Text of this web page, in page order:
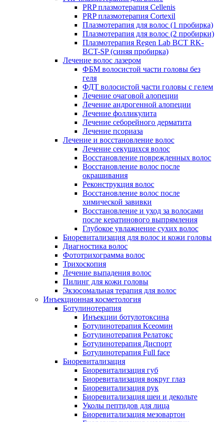
PRP плазмотерапия Cellenis
PRP плазмотерапия Cortexil
Плазмотерапия для волос (1 пробирка)
Плазмотерапия для волос (2 пробирки)
Плазмотерапия Regen Lab BCT RK-
BCT-SP (синяя пробирка)
Лечение волос лазером
ФБМ волосистой части головы без
геля
ФДТ волосистой части головы с гелем
Лечение очаговой алопеции
Лечение андрогенной алопеции
Лечение фолликулита
Лечение себорейного дерматита
Лечение псориаза
Лечение и восстановление волос
Лечение секущихся волос
Восстановление поврежденных волос
Восстановление волос после
окрашивания
Реконструкция волос
Восстановление волос после
химической завивки
Восстановление и уход за волосами
после кератинового выпрямления
Глубокое увлажнение сухих волос
Биоревитализация для волос и кожи головы
Диагностика волос
Фототрихограмма волос
Трихоскопия
Лечение выпадения волос
Пилинг для кожи головы
Экзосомальная терапия для волос
Инъекционная косметология
Ботулинотерапия
Инъекции ботулотоксина
Ботулинотерапия Ксеомин
Ботулинотерапия Релатокс
Ботулинотерапия Диспорт
Ботулинотерапия Full face
Биоревитализация
Биоревитализация губ
Биоревитализация вокруг глаз
Биоревитализация рук
Биоревитализация шеи и декольте
Уколы пептидов для лица
Биоревитализация мезовартон